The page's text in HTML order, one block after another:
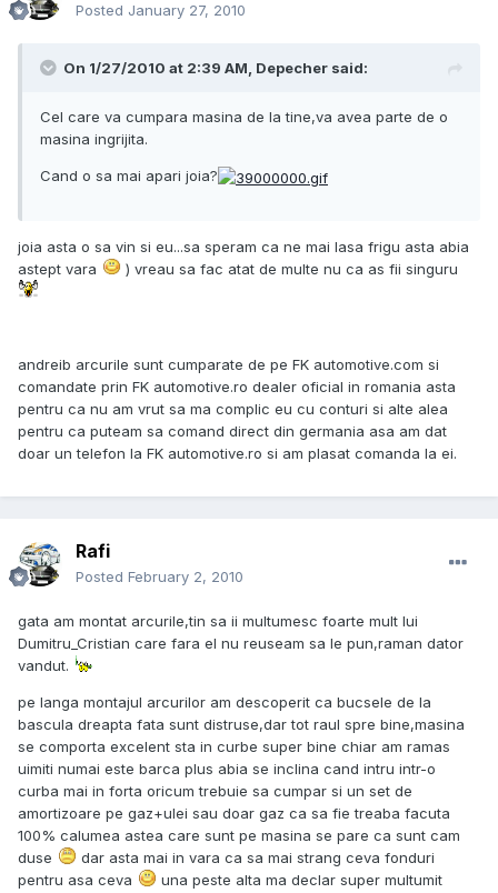
Posted January 27, 2010
On 1/27/2010 at 2:39 AM, Depecher said:
Cel care va cumpara masina de la tine,va avea parte de o
masina ingrijita.
Cand o sa mai apari joia?
joia asta o sa vin si eu...sa speram ca ne mai lasa frigu asta abia
astept vara
) vreau sa fac atat de multe nu ca as fii singuru
andreib arcurile sunt cumparate de pe FK automotive.com si
comandate prin FK automotive.ro dealer oficial in romania asta
pentru ca nu am vrut sa ma complic eu cu conturi si alte alea
pentru ca puteam sa comand direct din germania asa am dat
doar un telefon la FK automotive.ro si am plasat comanda la ei.
Rafi
Posted February 2, 2010
gata am montat arcurile,tin sa ii multumesc foarte mult lui
Dumitru_Cristian care fara el nu reuseam sa le pun,raman dator
vandut.
pe langa montajul arcurilor am descoperit ca bucsele de la
bascula dreapta fata sunt distruse,dar tot raul spre bine,masina
se comporta excelent sta in curbe super bine chiar am ramas
uimiti numai este barca plus abia se inclina cand intru intr-o
curba mai in forta oricum trebuie sa cumpar si un set de
amortizoare pe gaz+ulei sau doar gaz ca sa fie treaba facuta
100% calumea astea care sunt pe masina se pare ca sunt cam
duse
dar asta mai in vara ca sa mai strang ceva fonduri
pentru asa ceva
una peste alta ma declar super multumit